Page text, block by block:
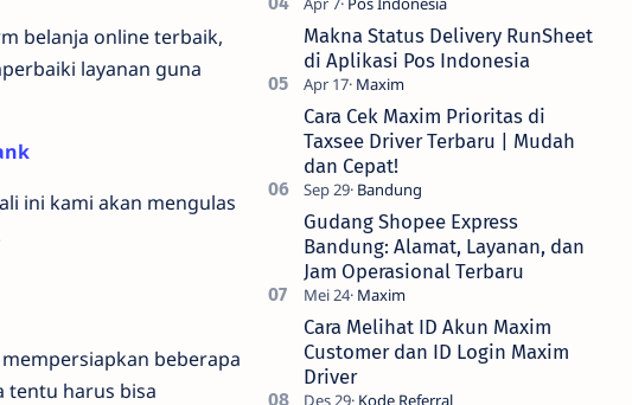
belanja online terbaik,
layanan guna
ini kami akan mengulas
beberapa
tentu harus bisa
Makna Status Delivery RunSheet
di Aplikasi Pos Indonesia
Cara Cek Maxim Prioritas di
Taxsee Driver Terbaru | Mudah
dan Cepat!
Gudang Shopee Express
Bandung: Alamat, Layanan, dan
Jam Operasional Terbaru
Cara Melihat ID Akun Maxim
Customer dan ID Login Maxim
Driver